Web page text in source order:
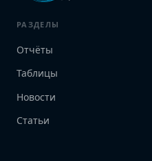
РАЗДЕЛЫ
Отчёты
Таблицы
Новости
Статьи